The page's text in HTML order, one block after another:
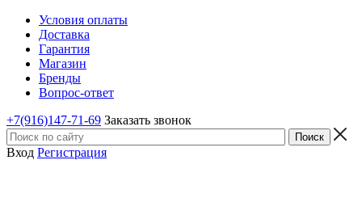
Условия оплаты
Доставка
Гарантия
Магазин
Бренды
Вопрос-ответ
+7(916)147-71-69 Заказать звонок
Вход Регистрация